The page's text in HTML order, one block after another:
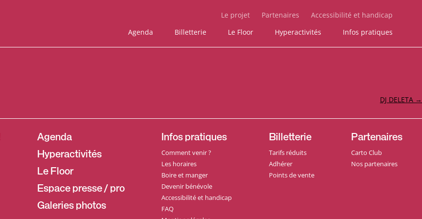
Le projet Partenaires
Accessibilité et handicap
Agenda
Billetterie Le Floor Hyperactivités Infos pratiques
DJ DELETA →
Agenda
Hyperactivités
Le Floor
Espace presse / pro
Galeries photos
Infos pratiques
Comment venir ?
Les horaires
Boire et manger
Devenir bénévole
Accessibilité et handicap
FAQ
Billetterie
Tarifs réduits
Adhérer
Points de vente
Partenaires
Carto Club
Nos partenaires